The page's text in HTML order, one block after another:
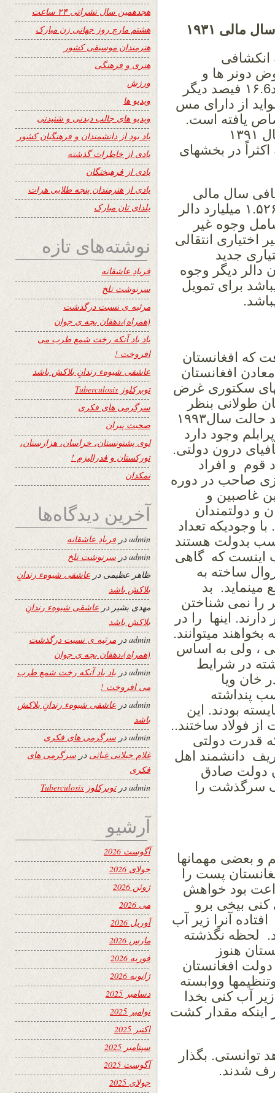
۱۹۳۱
بودیجه انکشافی
دونر ها و
مؤسسات بین المللی تمویل میگردد. حدود۱۶.6 فیصد دیگر
از دارای مس
یافته است.
کمکهای بلاعوض در تمویل بودیجه عادی سال ۱۳۹۱
که اکثراً در بخشهای
سال مالی
۱۹۳۱ بالغ به۷۶.۳۳۴ میلیارد افغانی معادل۱.۵۲۶ میلیارد دالر
دالر شامل وجوه غیر
وجوه غیر اختیاری انتقالی
اختیاری جدید
برعلاوه مبلغ۷۳.۴۴۲میلیون دالر دیگر وجوه
برای تمویل
که افغانستان
افغانستان
سکتوری غرض
طولانی بنظر
وجود دارد
درون دولتی.
قوم و افراد
صاحب در دوره
غاصبین و
و دولتمندان
وجودیکه تعداد
بدولت هستند
اینست که گاهی
ساخته به
مینماید. بد
دالر بیشتر را نمی شناختن
اینها را در
میتوانند.
، ولی به اساس
در شرایط
خان ویا
پنداشته
بودند. این
فولاد ساختند..
قدرت دولتی
دانشمند اهل
دولت صادق
سرگذشت را
و بعضی مهمانها
پست را
بود خواهش
بیخی برو
آنرا زیر آب
لحظه نگذشته
هنوز
افغانستان
ووابسته
آب کنی بخدا
مقدار کشت
توانستی. بگذار
شدند.
هجدهمین سال نشراتی ۲۴ ساعت
هشتم مارچ روز جهانی زن مبارک
هنرمندان موسیقی کشور
هنری و فرهنگی
ورزش
ویدیو ها
ویدیو های جالب دیدنی و شنیدنی
یاد بود از دانشمندان و فرهنگیان کشور
یادی از خاطرات گذشته
یادی از فرهیختگان
یادی از هنرمندان پنجه طلایی هرات
یلدای تان مبارک
نوشته‌های تازه
فریادِ عاشقانه
سرنوشت تلخ
مرثیه ی نسبت درگذشت
(همراه)،دهقان بچه ی جوان
یاد باد آنکه رخت شمع طرب می
افروخت !
عاشقی شیوهء رندانِ بلاکش باشد
توبرکلوز Tuberculosis
سرگرمی های فکری
صحبت پیران
لوی پشتونستان، خراسان، هزارستان،
تورکستان و فدرالیزم !
نمکدان
آخرین دیدگاه‌ها
adminدر فریادِ عاشقانه
adminدر سرنوشت تلخ
ظاهر عظیمی در عاشقی شیوهء رندانِ
بلاکش باشد
مهدی بشیر در عاشقی شیوهء رندانِ
بلاکش باشد
adminدر مرثیه ی نسبت درگذشت
(همراه)،دهقان بچه ی جوان
admin در یاد باد آنکه رخت شمع طرب
می افروخت !
adminدر عاشقی شیوهء رندانِ بلاکش
باشد
adminدر سرگرمی های فکری
غلام جیلانی غیاثی در سرگرمی های
فکری
adminدرتوبرکلوز Tuberculosis
آرشیو
آگوست 2026
جولای 2026
ژوئن 2026
می 2026
آوریل 2026
مارس 2026
فوریه 2026
ژانویه 2026
دسامبر 2025
نوامبر 2025
اکتبر 2025
سپتامبر 2025
آگوست 2025
جولای 2025